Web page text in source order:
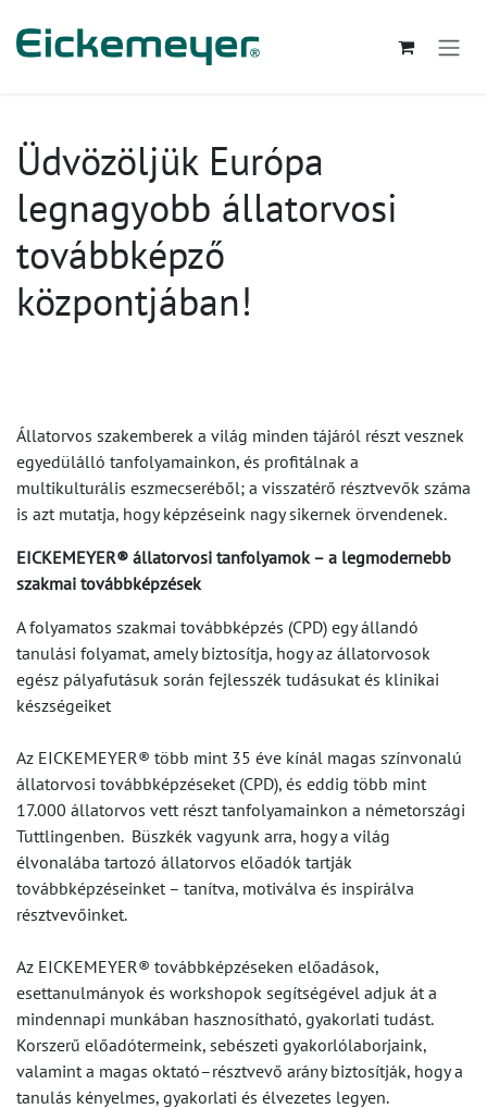
Üdvözöljük Európa
legnagyobb állatorvosi
továbbképző
központjában!
Állatorvos szakemberek a világ minden tájáról részt vesznek
egyedülálló tanfolyamainkon, és profitálnak a
multikulturális eszmecseréből; a visszatérő résztvevők száma
is azt mutatja, hogy képzéseink nagy sikernek örvendenek.
EICKEMEYER® állatorvosi tanfolyamok – a legmodernebb
szakmai továbbképzések
A folyamatos szakmai továbbképzés (CPD) egy állandó
tanulási folyamat, amely biztosítja, hogy az állatorvosok
egész pályafutásuk során fejlesszék tudásukat és klinikai
készségeiket
Az EICKEMEYER® több mint 35 éve kínál magas színvonalú
állatorvosi továbbképzéseket (CPD), és eddig több mint
17.000 állatorvos vett részt tanfolyamainkon a németországi
Tuttlingenben. Büszkék vagyunk arra, hogy a világ
élvonalába tartozó állatorvos előadók tartják
továbbképzéseinket – tanítva, motiválva és inspirálva
résztvevőinket.
Az EICKEMEYER® továbbképzéseken előadások,
esettanulmányok és workshopok segítségével adjuk át a
mindennapi munkában hasznosítható, gyakorlati tudást.
Korszerű előadótermeink, sebészeti gyakorlólaborjaink,
valamint a magas oktató–résztvevő arány biztosítják, hogy a
tanulás kényelmes, gyakorlati és élvezetes legyen.